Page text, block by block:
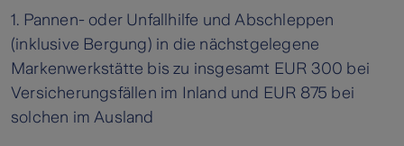
1. Pannen- oder Unfallhilfe und Abschleppen
(inklusive Bergung) in die nächstgelegene
Markenwerkstätte bis zu insgesamt EUR 300 bei
Versicherungsfällen im Inland und EUR 875 bei
solchen im Ausland